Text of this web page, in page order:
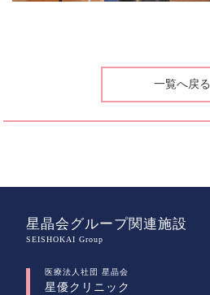
一覧へ戻る
星晶会グループ関連施設
SEISHOKAI Group
医療法人社団 星晶会
星優クリニック